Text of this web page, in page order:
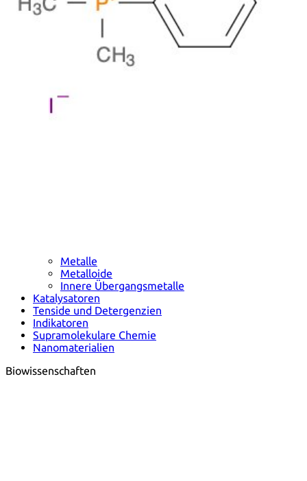
Metalle
Metalloide
Innere Übergangsmetalle
Katalysatoren
Tenside und Detergenzien
Indikatoren
Supramolekulare Chemie
Nanomaterialien
Biowissenschaften